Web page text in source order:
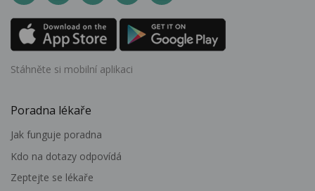
Stáhněte si mobilní aplikaci
Poradna lékaře
Jak funguje poradna
Kdo na dotazy odpovídá
Zeptejte se lékaře